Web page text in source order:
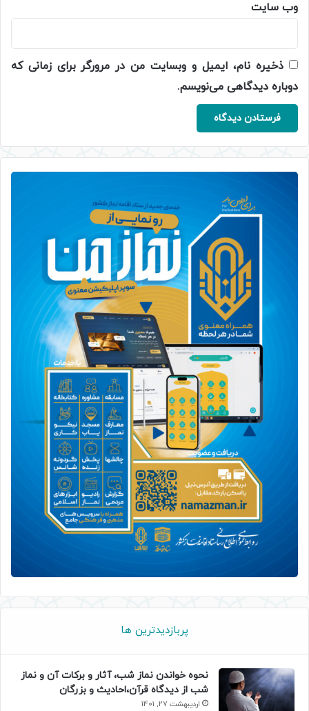
وب‌ سایت
ذخیره نام، ایمیل و وبسایت من در مرورگر برای زمانی که
دوباره دیدگاهی می‌نویسم.
پربازدیدترین ها
نحوه خواندن نماز شب، آثار و برکات آن و نماز
شب از دیدگاه قرآن،احادیث و بزرگان
اردیبهشت 27, 1401